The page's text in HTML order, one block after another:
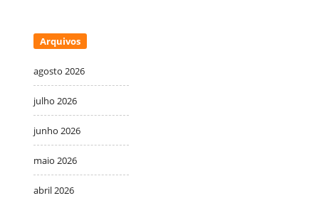
Arquivos
agosto 2026
julho 2026
junho 2026
maio 2026
abril 2026